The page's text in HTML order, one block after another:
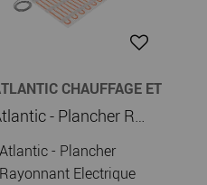
CHAUFFAGE ET
Atlantic - Plancher Rayonnant Electrique Soleka Salle de bain - 150W/M2 1M2 140W (120199)
Atlantic - Plancher
Rayonnant Electrique